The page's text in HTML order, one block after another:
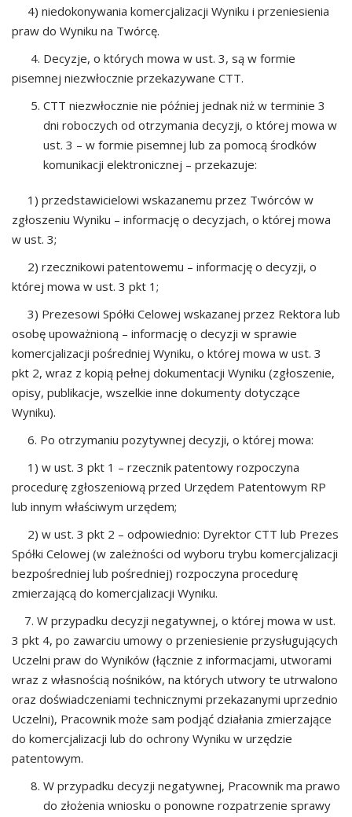
4) niedokonywania komercjalizacji Wyniku i przeniesienia
praw do Wyniku na Twórcę.
4. Decyzje, o których mowa w ust. 3, są w formie
pisemnej niezwłocznie przekazywane CTT.
CTT niezwłocznie nie później jednak niż w terminie 3
dni roboczych od otrzymania decyzji, o której mowa w
ust. 3 – w formie pisemnej lub za pomocą środków
komunikacji elektronicznej – przekazuje:
1) przedstawicielowi wskazanemu przez Twórców w
zgłoszeniu Wyniku – informację o decyzjach, o której mowa
w ust. 3;
2) rzecznikowi patentowemu – informację o decyzji, o
której mowa w ust. 3 pkt 1;
3) Prezesowi Spółki Celowej wskazanej przez Rektora lub
osobę upoważnioną – informację o decyzji w sprawie
komercjalizacji pośredniej Wyniku, o której mowa w ust. 3
pkt 2, wraz z kopią pełnej dokumentacji Wyniku (zgłoszenie,
opisy, publikacje, wszelkie inne dokumenty dotyczące
Wyniku).
6. Po otrzymaniu pozytywnej decyzji, o której mowa:
1) w ust. 3 pkt 1 – rzecznik patentowy rozpoczyna
procedurę zgłoszeniową przed Urzędem Patentowym RP
lub innym właściwym urzędem;
2) w ust. 3 pkt 2 – odpowiednio: Dyrektor CTT lub Prezes
Spółki Celowej (w zależności od wyboru trybu komercjalizacji
bezpośredniej lub pośredniej) rozpoczyna procedurę
zmierzającą do komercjalizacji Wyniku.
7. W przypadku decyzji negatywnej, o której mowa w ust.
3 pkt 4, po zawarciu umowy o przeniesienie przysługujących
Uczelni praw do Wyników (łącznie z informacjami, utworami
wraz z własnością nośników, na których utwory te utrwalono
oraz doświadczeniami technicznymi przekazanymi uprzednio
Uczelni), Pracownik może sam podjąć działania zmierzające
do komercjalizacji lub do ochrony Wyniku w urzędzie
patentowym.
W przypadku decyzji negatywnej, Pracownik ma prawo
do złożenia wniosku o ponowne rozpatrzenie sprawy